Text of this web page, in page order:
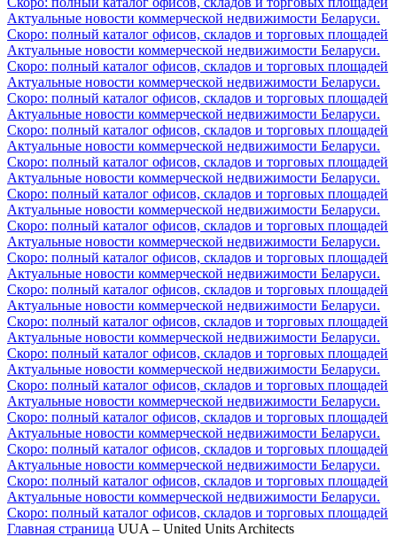
Актуальные новости коммерческой недвижимости Беларуси.
Скоро: полный каталог офисов, складов и торговых площадей
Актуальные новости коммерческой недвижимости Беларуси.
Скоро: полный каталог офисов, складов и торговых площадей
Актуальные новости коммерческой недвижимости Беларуси.
Скоро: полный каталог офисов, складов и торговых площадей
Актуальные новости коммерческой недвижимости Беларуси.
Скоро: полный каталог офисов, складов и торговых площадей
Актуальные новости коммерческой недвижимости Беларуси.
Скоро: полный каталог офисов, складов и торговых площадей
Актуальные новости коммерческой недвижимости Беларуси.
Скоро: полный каталог офисов, складов и торговых площадей
Актуальные новости коммерческой недвижимости Беларуси.
Скоро: полный каталог офисов, складов и торговых площадей
Актуальные новости коммерческой недвижимости Беларуси.
Скоро: полный каталог офисов, складов и торговых площадей
Актуальные новости коммерческой недвижимости Беларуси.
Скоро: полный каталог офисов, складов и торговых площадей
Актуальные новости коммерческой недвижимости Беларуси.
Скоро: полный каталог офисов, складов и торговых площадей
Актуальные новости коммерческой недвижимости Беларуси.
Скоро: полный каталог офисов, складов и торговых площадей
Актуальные новости коммерческой недвижимости Беларуси.
Скоро: полный каталог офисов, складов и торговых площадей
Актуальные новости коммерческой недвижимости Беларуси.
Скоро: полный каталог офисов, складов и торговых площадей
Актуальные новости коммерческой недвижимости Беларуси.
Скоро: полный каталог офисов, складов и торговых площадей
Актуальные новости коммерческой недвижимости Беларуси.
Скоро: полный каталог офисов, складов и торговых площадей
Актуальные новости коммерческой недвижимости Беларуси.
Скоро: полный каталог офисов, складов и торговых площадей
Главная страница UUA – United Units Architects